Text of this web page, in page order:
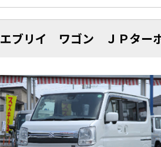
エブリイ ワゴン ＪＰター